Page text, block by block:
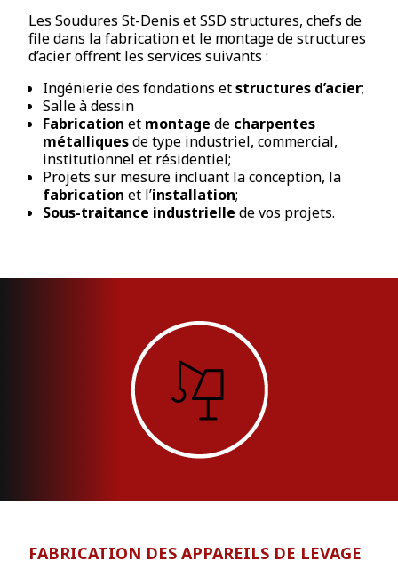
Les Soudures St-Denis et SSD structures, chefs de
file dans la fabrication et le montage de structures
d’acier offrent les services suivants :
Ingénierie des fondations etstructures d’acier;
Salle à dessin
Fabrication et montage de charpentes
métalliquesde type industriel, commercial,
institutionnel et résidentiel;
Projets sur mesure incluant la conception, la
fabrication et l’installation;
Sous-traitance industrielle de vos projets.
FABRICATION DES APPAREILS DE LEVAGE